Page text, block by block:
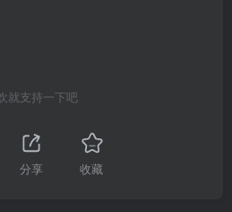
就支持一下吧
分享 收藏